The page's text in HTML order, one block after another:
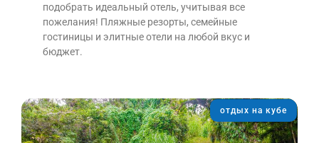
подобрать идеальный отель, учитывая все
пожелания! Пляжные резорты, семейные
гостиницы и элитные отели на любой вкус и
бюджет.
отдых на кубе